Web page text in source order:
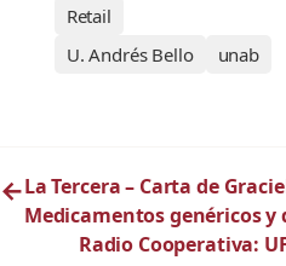
Retail
U. Andrés Bello
unab
←La Tercera – Carta de
Medicamentos genéricos y
Radio Cooperativa: